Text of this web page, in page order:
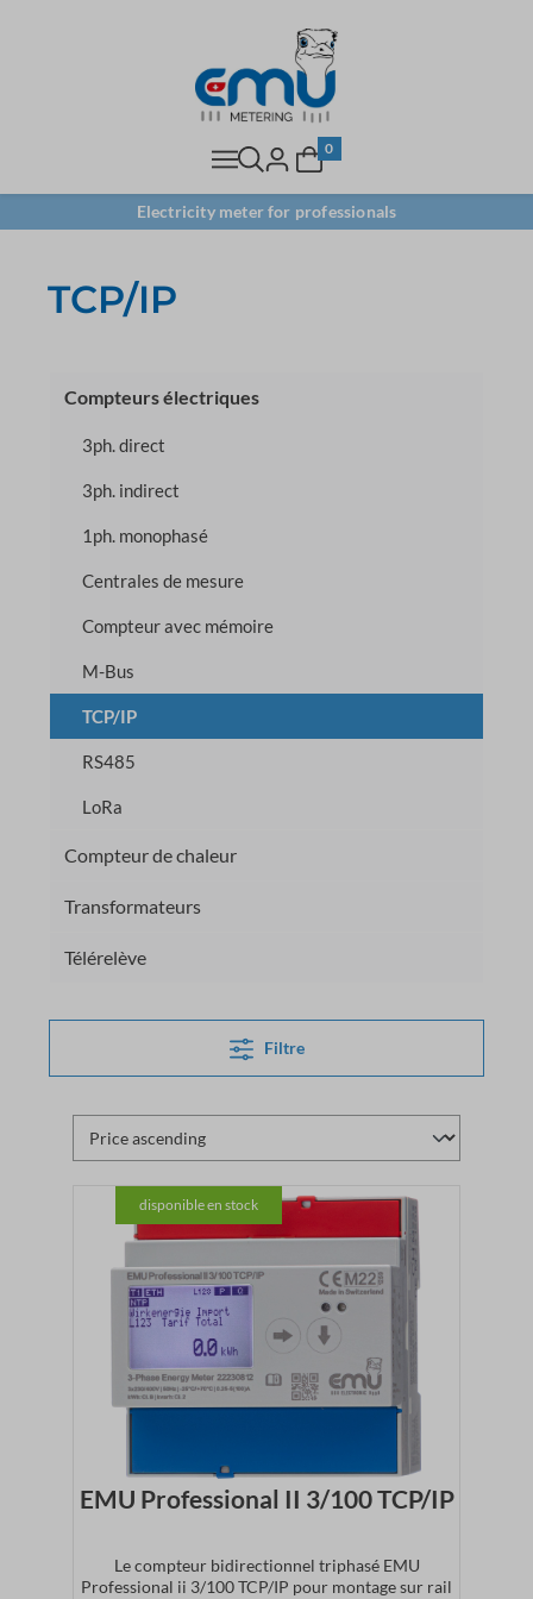
0
Electricity meter for professionals
TCP/IP
Compteurs électriques
3ph. direct
3ph. indirect
1ph. monophasé
Centrales de mesure
Compteur avec mémoire
M-Bus
TCP/IP
RS485
LoRa
Compteur de chaleur
Transformateurs
Télérelève
Filtre
disponible en stock
EMU Professional II 3/100 TCP/IP
Le compteur bidirectionnel triphasé EMU
Professional ii 3/100 TCP/IP pour montage sur rail